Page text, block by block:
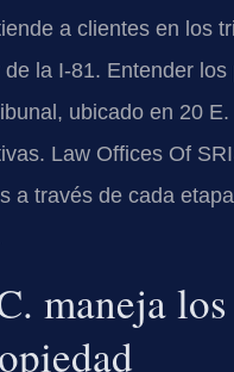
a clientes en los
la I-81. Entender
ubicado en 20
Law Offices Of
a través de cada
maneja los